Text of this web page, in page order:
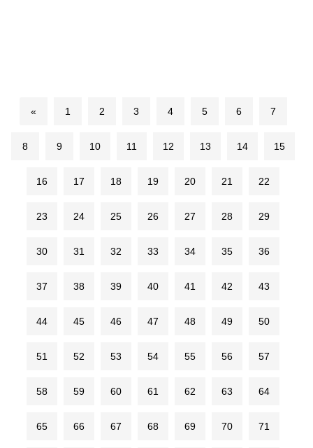
« 1 2 3 4 5 6 7
8 9 10 11 12 13 14 15
16 17 18 19 20 21 22
23 24 25 26 27 28 29
30 31 32 33 34 35 36
37 38 39 40 41 42 43
44 45 46 47 48 49 50
51 52 53 54 55 56 57
58 59 60 61 62 63 64
65 66 67 68 69 70 71